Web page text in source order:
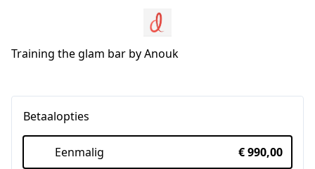
Training the glam bar by Anouk
Betaalopties
Eenmalig € 990,00